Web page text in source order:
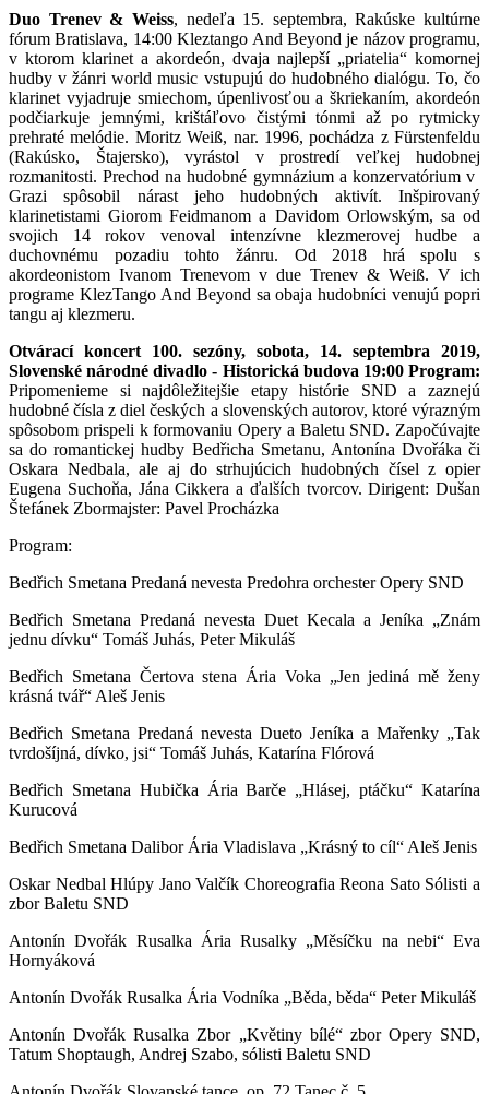
Duo Trenev & Weiss, nedeľa 15. septembra, Rakúske kultúrne
fórum Bratislava, 14:00 Kleztango And Beyond je názov programu,
v ktorom klarinet a akordeón, dvaja najlepší „priatelia“ komornej
hudby v žánri world music vstupujú do hudobného dialógu. To, čo
klarinet vyjadruje smiechom, úpenlivosťou a škriekaním, akordeón
podčiarkuje jemnými, krištáľovo čistými tónmi až po rytmicky
prehraté melódie. Moritz Weiß, nar. 1996, pochádza z Fürstenfeldu
(Rakúsko, Štajersko), vyrástol v prostredí veľkej hudobnej
rozmanitosti. Prechod na hudobné gymnázium a konzervatórium v ​​
Grazi spôsobil nárast jeho hudobných aktivít. Inšpirovaný
klarinetistami Giorom Feidmanom a Davidom Orlowským, sa od
svojich 14 rokov venoval intenzívne klezmerovej hudbe a
duchovnému pozadiu tohto žánru. Od 2018 hrá spolu s
akordeonistom Ivanom Trenevom v due Trenev & Weiß. V ich
programe KlezTango And Beyond sa obaja hudobníci venujú popri
tangu aj klezmeru.
Otvárací koncert 100. sezóny, sobota, 14. septembra 2019,
Slovenské národné divadlo - Historická budova 19:00 Program:
Pripomenieme si najdôležitejšie etapy histórie SND a zaznejú
hudobné čísla z diel českých a slovenských autorov, ktoré výrazným
spôsobom prispeli k formovaniu Opery a Baletu SND. Započúvajte
sa do romantickej hudby Bedřicha Smetanu, Antonína Dvořáka či
Oskara Nedbala, ale aj do strhujúcich hudobných čísel z opier
Eugena Suchoňa, Jána Cikkera a ďalších tvorcov. Dirigent: Dušan
Štefánek Zbormajster: Pavel Procházka
Program:
Bedřich Smetana Predaná nevesta Predohra orchester Opery SND
Bedřich Smetana Predaná nevesta Duet Kecala a Jeníka „Znám
jednu dívku“ Tomáš Juhás, Peter Mikuláš
Bedřich Smetana Čertova stena Ária Voka „Jen jediná mě ženy
krásná tvář“ Aleš Jenis
Bedřich Smetana Predaná nevesta Dueto Jeníka a Mařenky „Tak
tvrdošíjná, dívko, jsi“ Tomáš Juhás, Katarína Flórová
Bedřich Smetana Hubička Ária Barče „Hlásej, ptáčku“ Katarína
Kurucová
Bedřich Smetana Dalibor Ária Vladislava „Krásný to cíl“ Aleš Jenis
Oskar Nedbal Hlúpy Jano Valčík Choreografia Reona Sato Sólisti a
zbor Baletu SND
Antonín Dvořák Rusalka Ária Rusalky „Měsíčku na nebi“ Eva
Hornyáková
Antonín Dvořák Rusalka Ária Vodníka „Běda, běda“ Peter Mikuláš
Antonín Dvořák Rusalka Zbor „Květiny bílé“ zbor Opery SND,
Tatum Shoptaugh, Andrej Szabo, sólisti Baletu SND